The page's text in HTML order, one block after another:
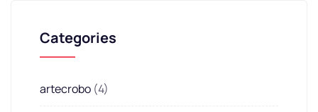
Categories
artecrobo (4)